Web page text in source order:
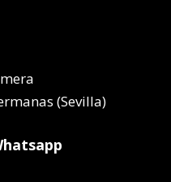
(Sevilla)